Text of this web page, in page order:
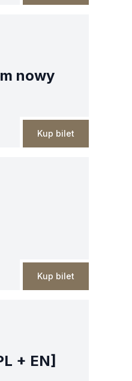
nowy
Kup bilet
Kup bilet
+ EN]